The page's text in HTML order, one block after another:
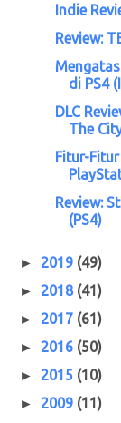
Indie
Review:
di PS4
DLC
The
Fitur-
Review:
(PS4)
► 2019 (49)
► 2018 (41)
► 2017 (61)
► 2016 (50)
► 2015 (10)
► 2009 (11)